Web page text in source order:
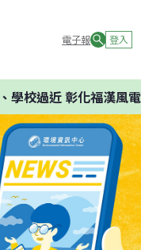
電子報 登入
校過近 彰化福漢風電